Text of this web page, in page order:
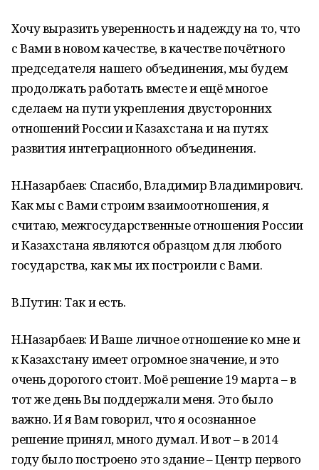
Хочу выразить уверенность и надежду на то, что
с Вами в новом качестве, в качестве почётного
председателя нашего объединения, мы будем
продолжать работать вместе и ещё многое
сделаем на пути укрепления двусторонних
отношений России и Казахстана и на путях
развития интеграционного объединения.
Н.Назарбаев: Спасибо, Владимир Владимирович.
Как мы с Вами строим взаимоотношения, я
считаю, межгосударственные отношения России
и Казахстана являются образцом для любого
государства, как мы их построили с Вами.
В.Путин: Так и есть.
Н.Назарбаев: И Ваше личное отношение ко мне и
к Казахстану имеет огромное значение, и это
очень дорогого стоит. Моё решение 19 марта – в
тот же день Вы поддержали меня. Это было
важно. И я Вам говорил, что я осознанное
решение принял, много думал. И вот – в 2014
году было построено это здание – Центр первого